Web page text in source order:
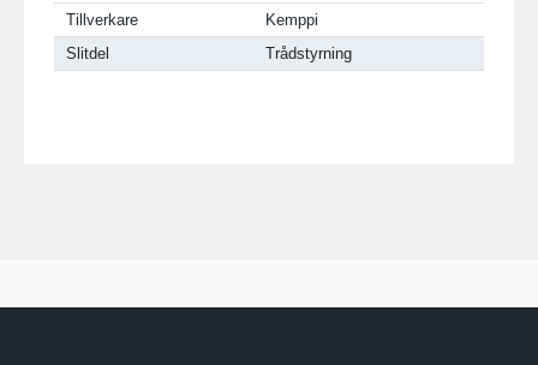
Tillverkare
Kemppi
Slitdel
Trådstyrning